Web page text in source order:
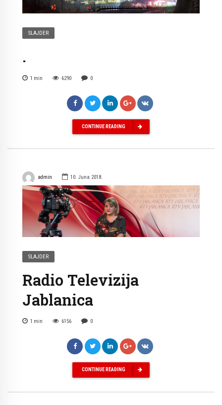
SLAJDER
.
1 min 6290 0
CONTINUE READING
admin 10. Juna 2018.
SLAJDER
Radio Televizija
Jablanica
1 min 6156 0
CONTINUE READING